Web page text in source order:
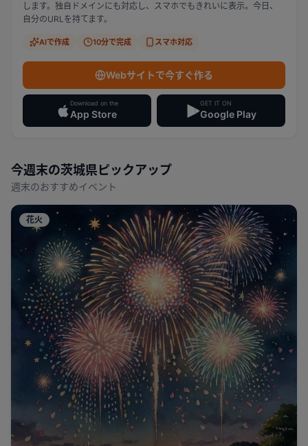
します。独自ドメインにも対応し、スマホでもきれいに表示。今日、
自分のURLを持てます。
AIで作成 10分で完成 スマホ対応
Webサイトで今すぐ作る
Download on the
App Store
GET IT ON
Google Play
今週末の茨城県 ピックアップ
週末のおすすめイベント
花火